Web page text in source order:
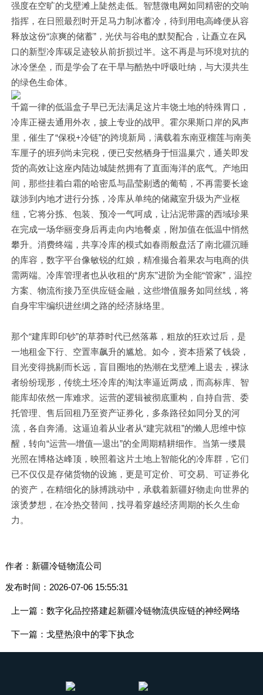
强度在空旷的戈壁滩上陡然走低。智慧微电网如同精密的交响
指挥，在日照最烈时开足马力制冰蓄冷，待到用电高峰便从容
释放这份“凉爽的储蓄”，光伏与谷电的默契配合，让矗立在风
口的新型冷库碳足迹较从前折损过半。这不再是与环境对抗的
冰冷堡垒，而是学会了在干旱与酷热中呼吸吐纳，与大漠共生
的绿色生命体。
千篇一律的低温盒子早已无法满足这片丰饶土地的特殊胃口，
冷库正褪去通用外衣，披上专业的战甲。霍尔果斯口岸的风声
里，催生了“保税+冷链”的跨境新局，满载着东南亚榴莲与南美
车厘子的班列尚未完税，便已安然栖身于恒温巢穴，通关即发
货的高效让这座内陆边城陡然拥有了直面海洋的底气。产地田
间，那些挂着白霜的哈密瓜与晶莹剔透的葡萄，不再需要长途
跋涉到内地才进行分拣，冷库从单纯的储藏室升级为产业枢
纽，它将分拣、包装、预冷一气呵成，让沾泥带露的西域珍果
在完成一场华丽变身后再走向内地餐桌，附加值在低温中悄然
攀升。消费终端，共享冷库的模式如春雨般盘活了南北疆沉睡
的库容，数字平台像敏锐的红娘，精准撮合着果农与电商的供
需两端。冷库管理者也从收租的“房东”进阶为全能“管家”，温控
方案、物流衔接乃至供应链金融，这些增值服务如同丝线，将
自身牢牢编织进丝绸之路的经济脉络里。
那个“建库即印钞”的草莽时代已然落幕，粗放的狂欢过后，是
一地租金下行、空置率飙升的尴尬。如今，资本捂紧了钱袋，
目光变得挑剔而长远，盲目圈地的热潮在戈壁滩上退去，裸泳
者纷纷现形，传统土坯冷库的淘汰率逼近两成，而高标库、智
能库却依然一库难求。运营的逻辑被彻底重构，自持自营、委
托管理、售后回租乃至资产证券化，多条路径如同分叉的河
流，各自奔涌。这逼迫着从业者从“建完就租”的懒人思维中惊
醒，转向“运营—增值—退出”的全周期精耕细作。当第一缕晨
光照在博格达峰顶，映照着这片土地上智能化的冷库群，它们
已不仅仅是存储货物的设施，更是可定价、可交易、可证券化
的资产，在精细化的脉搏跳动中，承载着新疆好物走向世界的
滚烫梦想，在冷热交替间，找寻着穿越经济周期的长久生命
力。
作者：新疆冷链物流公司
发布时间：2026-07-06 15:55:31
上一篇：数字化品控搭建起新疆冷链物流供应链的神经网络
下一篇：戈壁热浪中的零下执念